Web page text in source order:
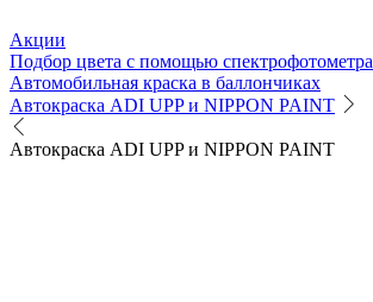
Акции
Подбор цвета с помощью спектрофотометра
Автомобильная краска в баллончиках
Автокраска ADI UPP и NIPPON PAINT
Автокраска ADI UPP и NIPPON PAINT